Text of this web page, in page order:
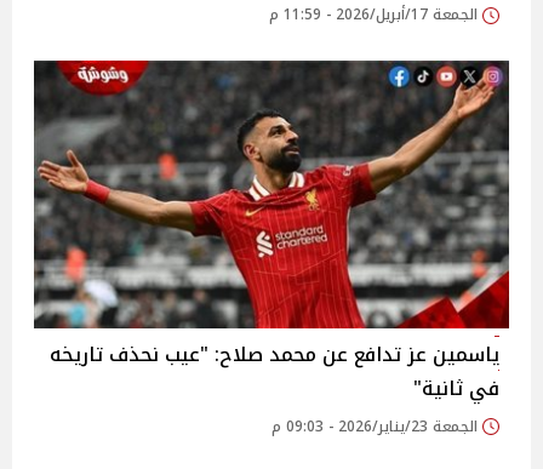
الجمعة 17/أبريل/2026 - 11:59 م
ياسمين عز تدافع عن محمد صلاح: "عيب نحذف تاريخه
في ثانية"
الجمعة 23/يناير/2026 - 09:03 م